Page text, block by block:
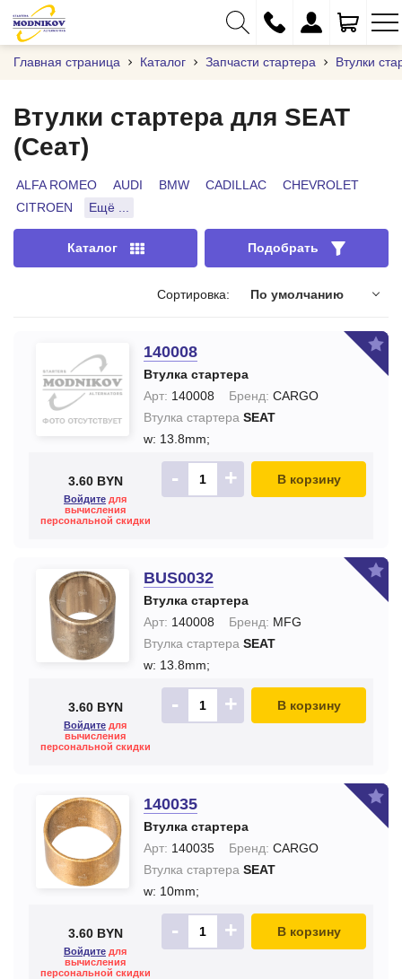
+375 (17) 373-97-09
info@modnikov.com
Главная страница Каталог Запчасти стартера Втулки
Втулки стартера для SEAT
(Сеат)
ALFA ROMEO AUDI BMW CADILLAC
CHEVROLET
CITROEN
Ещё ...
Каталог Подобрать
Сортировка: По умолчанию
140008
Втулка стартера
Арт: 140008 Бренд: CARGO
Втулка стартера SEAT
w: 13.8mm;
3.60 BYN
Войдите для
вычисления
персональной скидки
- + В корзину
BUS0032
Втулка стартера
Арт: 140008 Бренд: MFG
Втулка стартера SEAT
w: 13.8mm;
3.60 BYN
Войдите для
вычисления
персональной скидки
- + В корзину
140035
Втулка стартера
Арт: 140035 Бренд: CARGO
Втулка стартера SEAT
w: 10mm;
3.60 BYN
Войдите для
вычисления
персональной скидки
- + В корзину